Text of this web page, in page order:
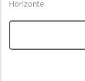
Horizonte